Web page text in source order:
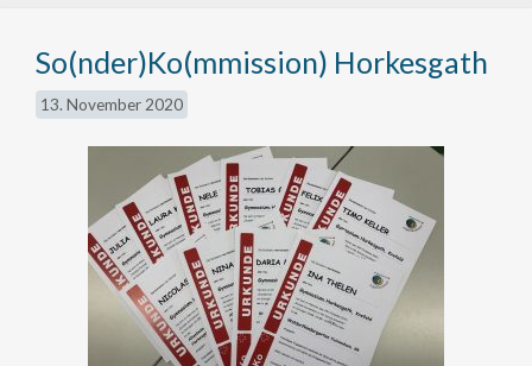
So(nder)Ko(mmission) Horkesgath
13. November 2020